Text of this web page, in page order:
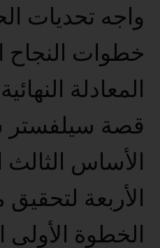
واجه تحديات
خطوات النجاح
المعادلة
قصة سيلفستر
الأساس
الأربعة لتحقيق
الخطوة الأولى